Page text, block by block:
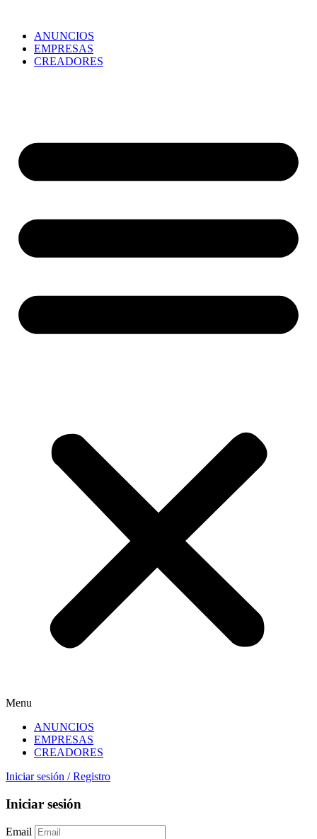
ANUNCIOS
EMPRESAS
CREADORES
Menu
ANUNCIOS
EMPRESAS
CREADORES
Iniciar sesión / Registro
Iniciar sesión
Email